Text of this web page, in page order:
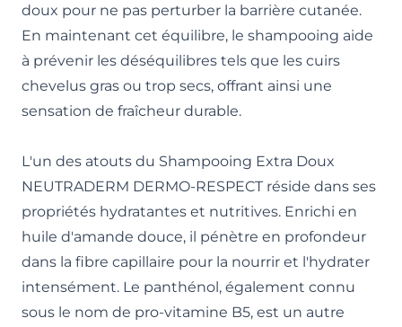
doux pour ne pas perturber la barrière cutanée.
En maintenant cet équilibre, le shampooing aide
à prévenir les déséquilibres tels que les cuirs
chevelus gras ou trop secs, offrant ainsi une
sensation de fraîcheur durable.
L'un des atouts du Shampooing Extra Doux
NEUTRADERM DERMO-RESPECT réside dans ses
propriétés hydratantes et nutritives. Enrichi en
huile d'amande douce, il pénètre en profondeur
dans la fibre capillaire pour la nourrir et l'hydrater
intensément. Le panthénol, également connu
sous le nom de pro-vitamine B5, est un autre